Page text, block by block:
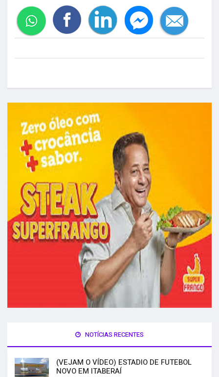
NOTÍCIAS RECENTES
(VEJAM O VÍDEO) ESTADIO DE FUTEBOL
NOVO EM ITABERAÍ